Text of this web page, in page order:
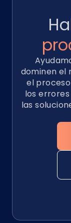
dominen el
el
los
las